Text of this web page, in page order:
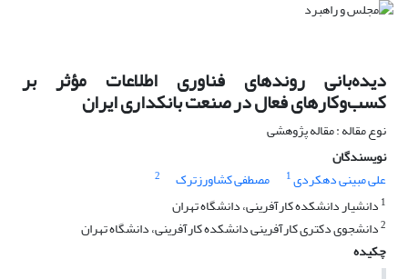
دیده‌بانی روندهای فناوری اطلاعات مؤثر بر
کسب‌وکارهای فعال در صنعت بانکداری ایران
نوع مقاله : مقاله پژوهشی
نویسندگان
علی مبینی دهکردی1 مصطفی کشاورزترک
2
1 دانشیار دانشکده کارآفرینی، دانشگاه تهران
2دانشجوی دکتری کارآفرینی دانشکده کارآفرینی، دانشگاه تهران
چکیده